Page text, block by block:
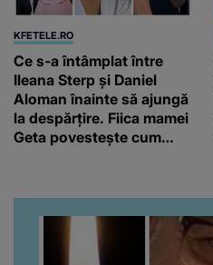
KFETELE.RO
Ce s-a întâmplat între
Ileana Sterp și Daniel
Aloman înainte să ajungă
la despărțire. Fiica mamei
Geta povestește cum
denigrez.”